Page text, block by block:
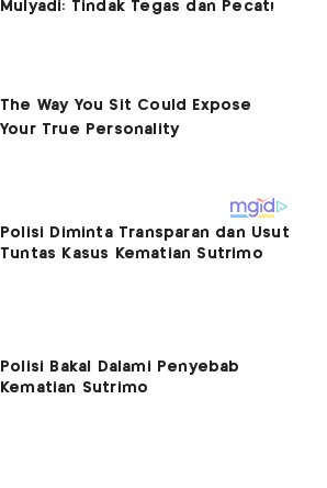
Mulyadi: Tindak Tegas dan Pecat!
Polisi Diminta Transparan dan Usut
Tuntas Kasus Kematian Sutrimo
Polisi Bakal Dalami Penyebab
Kematian Sutrimo